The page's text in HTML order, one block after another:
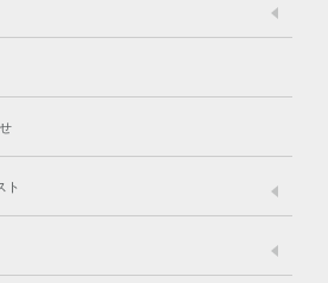
Baby Kids
（ヘア） Oral care（オーラルケア）
ズ）
set
（定期便）
ト